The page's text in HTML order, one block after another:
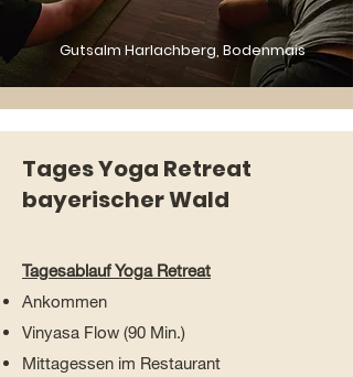
Gutsalm Harlachberg, Bodenmais
Tages Yoga Retreat
bayerischer Wald
Tagesablauf Yoga Retreat
Ankommen
Vinyasa Flow (90 Min.)
Mittagessen im Restaurant